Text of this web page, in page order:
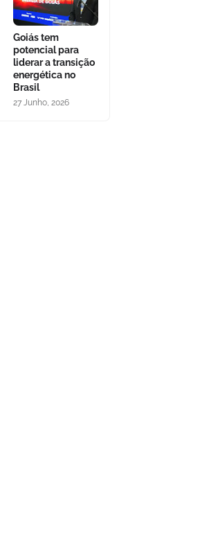
Goiás tem
potencial para
liderar a transição
energética no
Brasil
27 Junho, 2026